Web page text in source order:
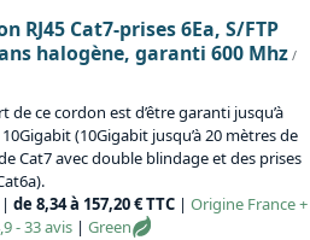
RJ45 Cat7-prises 6Ea, S/FTP
halogène, garanti 600 Mhz /
de ce cordon est d’être garanti jusqu’à
(10Gigabit jusqu’à 20 mètres de
Cat7 avec double blindage et des prises
de 8,34 à 157,20 € TTC | Origine France +
- 33 avis | Green